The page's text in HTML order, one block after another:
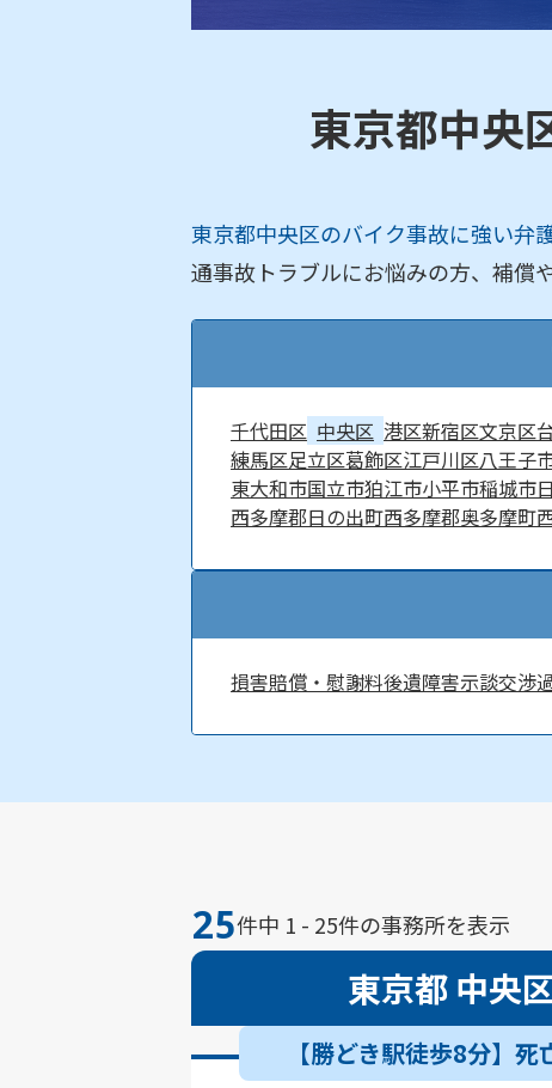
東京都中央
東京都中央区のバイク事故に強い弁
通事故トラブルにお悩みの方、補償
千代田区 中央区 港区新宿区文京区
練馬区足立区葛飾区江戸川区八王子
東大和市国立市狛江市小平市稲城市
西多摩郡日の出町西多摩郡奥多摩町
損害賠償・慰謝料後遺障害示談交渉
25件中 1 - 25件の事務所を表示
東京都 中央
【勝どき駅徒歩8分】